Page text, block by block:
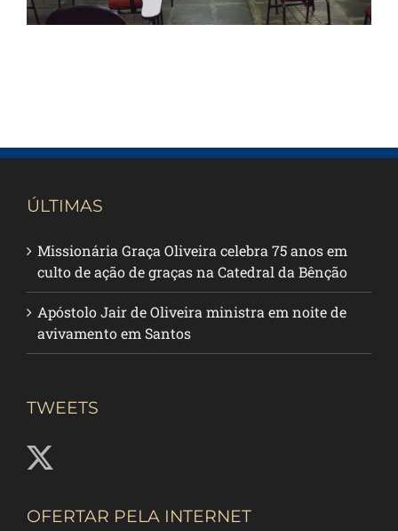
ÚLTIMAS
Missionária Graça Oliveira celebra 75 anos em
culto de ação de graças na Catedral da Bênção
Apóstolo Jair de Oliveira ministra em noite de
avivamento em Santos
TWEETS
OFERTAR PELA INTERNET